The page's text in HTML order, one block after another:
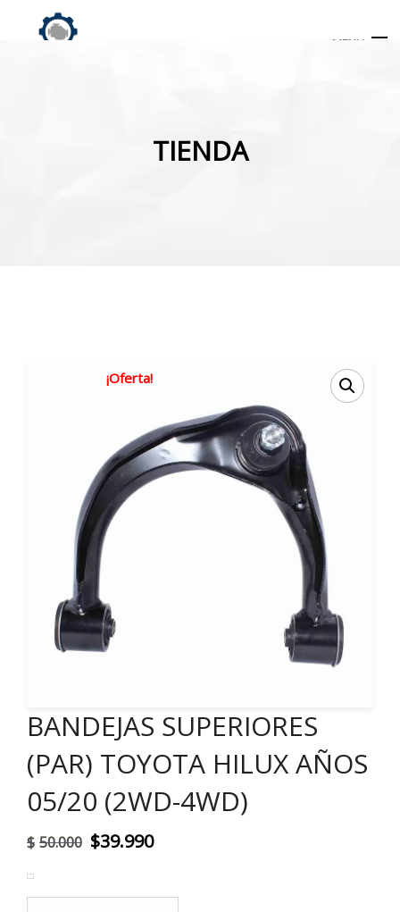
MENU
TIENDA
¡Oferta!
BANDEJAS SUPERIORES
(PAR) TOYOTA HILUX AÑOS
05/20 (2WD-4WD)
$ 50.000 El
original
$39.990El
actual